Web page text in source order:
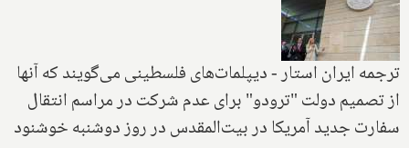
ترجمه ایران استار -‌ دیپلمات‌های فلسطینی می‌گویند که آنها
از تصمیم دولت "ترودو" برای عدم شرکت در مراسم انتقال
سفارت جدید آمریکا در بیت‌المقدس در روز دوشنبه خوشنود